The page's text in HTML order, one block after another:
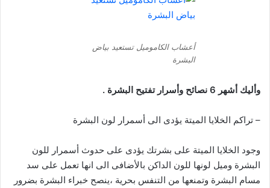
أعشاب الكاموميل تستعيد بياض
البشرة
وأليك أشهر 6 نصائح وأسرار تفتيح البشرة .
– تراكم الخلايا الميتة يؤدى الى أسمرار لون البشرة
وجود الخلايا الميتة على بشرتك يؤدى على حدوث أسمرار للون
البشرة وميل لونها للون الداكن بالأضافى الى انها تعمل على سد
مسام البشرة وتمنعها من التنفس بحرية ،ينصح خبراء البشرة بضرور